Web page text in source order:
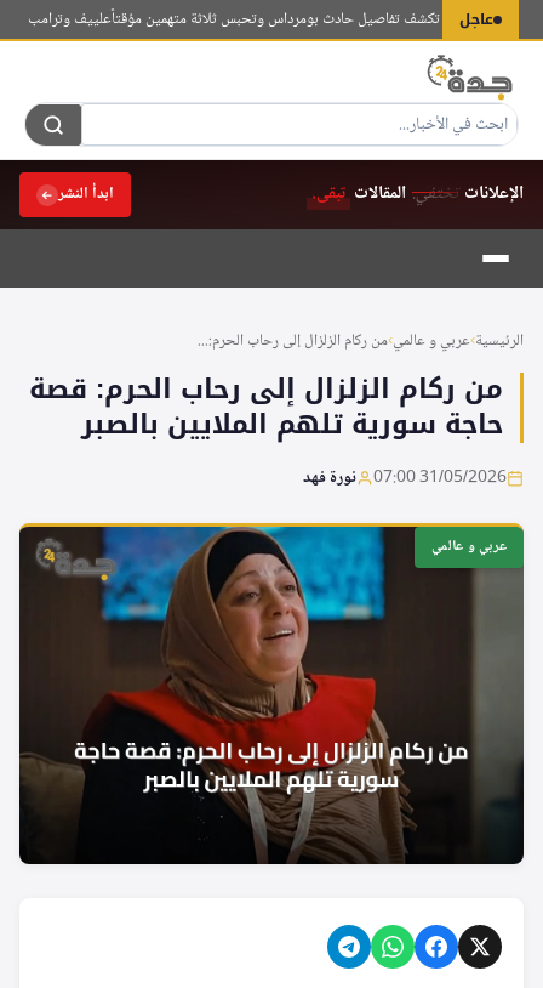
عاجل
الجزائرية تكشف تفاصيل حادث بومرداس وتحبس ثلاثة متهمين مؤقتاًعلييف وترامب
الإعلانات تختفي.المقالات تبقى. ابدأ النشر
التجاوز
المحتوى
الرئيسية›عربي و عالمي›من ركام الزلزال إلى رحاب الحرم:...
من ركام الزلزال إلى رحاب الحرم: قصة
حاجة سورية تلهم الملايين بالصبر
31/05/2026 07:00 نورة فهد
عربي و عالمي